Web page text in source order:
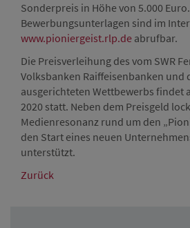
Sonderpreis in Höhe von 5.000
Bewerbungsunterlagen sind im
www.pioniergeist.rlp.de abrufbar.
Die Preisverleihung des vom SWR
Volksbanken Raiffeisenbanken und
ausgerichteten Wettbewerbs findet
2020 statt. Neben dem Preisgeld
Medienresonanz rund um den
den Start eines neuen
unterstützt.
Zurück